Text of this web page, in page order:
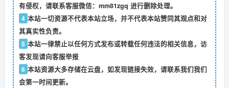
有侵权，请联系客服微信：mm81zgq 进行删除处理。
4 本站一切资源不代表本站立场，并不代表本站赞同其观点和对
其真实性负责。
5 本站一律禁止以任何方式发布或转载任何违法的相关信息，访
客发现请向客服举报
6 本站资源大多存储在云盘，如发现链接失效，请联系我们我们
会第一时间更新。